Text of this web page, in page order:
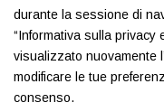
durante la sessione di
“Informativa sulla privacy
visualizzato nuovamente
modificare le tue
consenso.